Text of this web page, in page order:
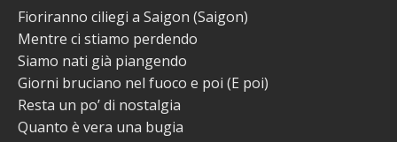
Fioriranno ciliegi a Saigon (Saigon)
Mentre ci stiamo perdendo
Siamo nati già piangendo
Giorni bruciano nel fuoco e poi (E poi)
Resta un po’ di nostalgia
Quanto è vera una bugia